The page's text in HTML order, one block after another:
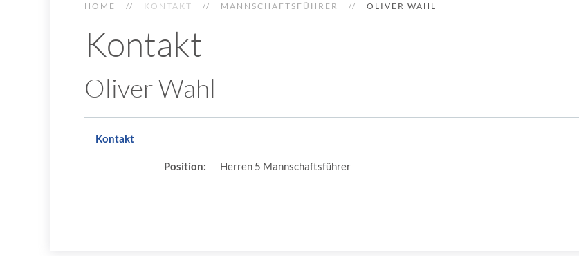
HOME KONTAKT MANNSCHAFTSFÜHRER OLIVER WAHL
Kontakt
Oliver Wahl
Kontakt
Position: Herren 5 Mannschaftsführer